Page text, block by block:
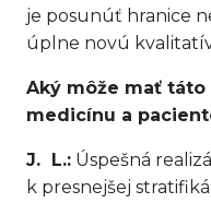
je posunúť hranice
úplne novú
Aký môže mať táto
medicínu a
J. L.: Úspešná
k presnejšej